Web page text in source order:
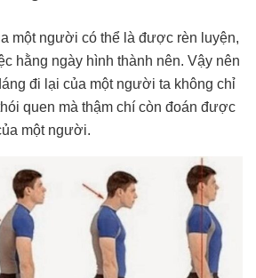
một người có thể là được rèn luyện,
hằng ngày hình thành nên. Vậy nên
đi lại của một người ta không chỉ
quen mà thậm chí còn đoán được
một người.